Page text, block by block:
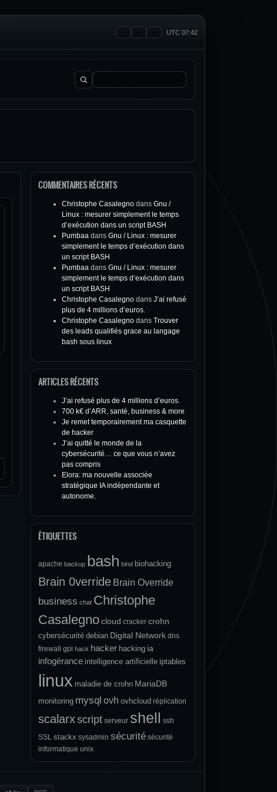
UTC 07:42
Rechercher :
COMMENTAIRES RÉCENTS
Christophe Casalegno dans Gnu /
Linux : mesurer simplement le temps
d’exécution dans un script BASH
Pumbaa dans Gnu / Linux : mesurer
simplement le temps d’exécution dans
un script BASH
Pumbaa dans Gnu / Linux : mesurer
simplement le temps d’exécution dans
un script BASH
Christophe Casalegno dans J’ai refusé
plus de 4 millions d’euros.
Christophe Casalegno dans Trouver
des leads qualifiés grace au langage
bash sous linux
ARTICLES RÉCENTS
J’ai refusé plus de 4 millions d’euros.
700 k€ d’ARR, santé, business & more
Je remet temporairement ma casquette
de hacker
J’ai quitté le monde de la
cybersécurité… ce que vous n’avez
pas compris
Elora: ma nouvelle associée
stratégique IA indépendante et
autonome.
ÉTIQUETTES
apache backup bash bind biohacking
Brain 0verride Brain Override
business chat Christophe
Casalegnocloud cracker crohn
cybersécurité debian Digital Network dns
firewall
gpl hack hacker hacking ia
infogérance intelligence artificielle iptables
linux maladie de crohn MariaDB
monitoring mysql ovh ovhcloud réplication
scalarxscript serveur shell
ssh
SSL stackx sysadmin sécurité sécurité
informatique unix